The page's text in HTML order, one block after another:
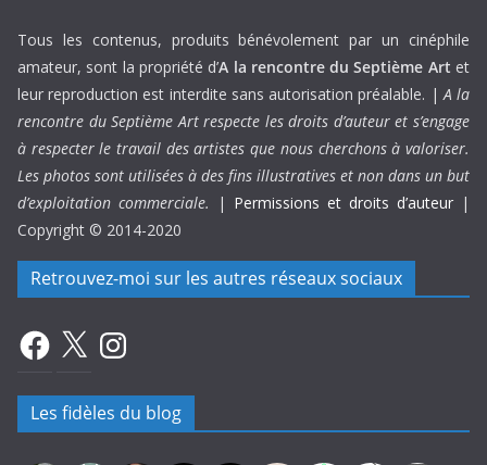
Tous les contenus, produits bénévolement par un cinéphile
amateur, sont la propriété d’A la rencontre du Septième Art et
leur reproduction est interdite sans autorisation préalable. |A la
rencontre du Septième Art respecte les droits d’auteur et s’engage
à respecter le travail des artistes que nous cherchons à valoriser.
Les photos sont utilisées à des fins illustratives et non dans un but
d’exploitation commerciale.
| Permissions et droits d’auteur |
Copyright © 2014-2020
Retrouvez-moi sur les autres réseaux sociaux
Facebook
X Instagram
Les fidèles du blog